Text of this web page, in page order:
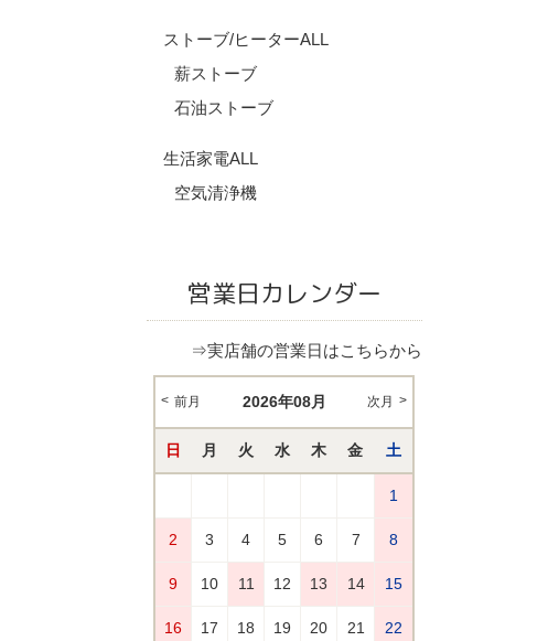
ストーブ/ヒーターALL
薪ストーブ
石油ストーブ
生活家電ALL
空気清浄機
営業日カレンダー
⇒実店舗の営業日はこちらから